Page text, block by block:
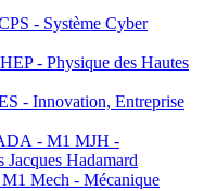
- Système Cyber
- Physique des Hautes
- Innovation, Entreprise
- M1 MJH -
Jacques Hadamard
Mech - Mécanique